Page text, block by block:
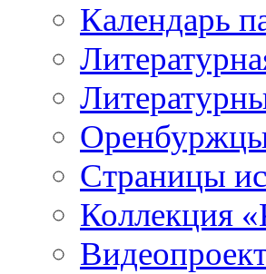
Календарь
Страницы
Коллекция